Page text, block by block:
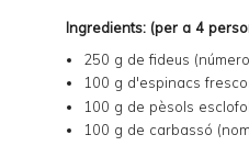
Ingredients: (per a 4
250 g de fideus
100 g d'espinacs
100 g de pèsols
100 g de carbassó